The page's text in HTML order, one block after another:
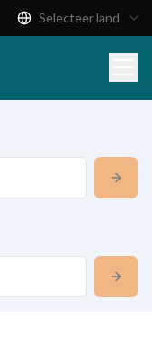
Selecteer land